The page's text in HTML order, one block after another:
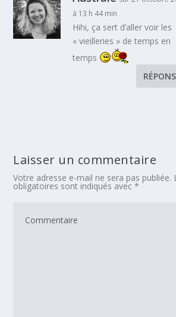
à 13 h 44 min
Hihi, ça sert d’aller voir les
« vieilleries » de temps en
temps
Laisser un commentaire
Votre adresse e-mail ne sera pas publiée.
obligatoires sont indiqués avec*